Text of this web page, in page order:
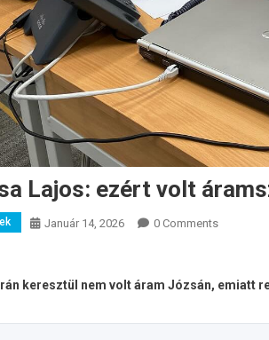
Lajos: ezért volt
Január 14, 2026 0 Comments
keresztül nem volt áram Józsán, emiatt